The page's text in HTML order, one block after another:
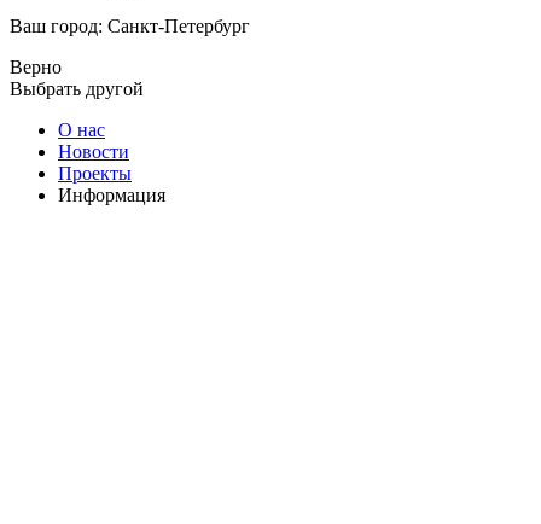
Ваш город: Санкт-Петербург
Верно
Выбрать другой
О нас
Новости
Проекты
Информация